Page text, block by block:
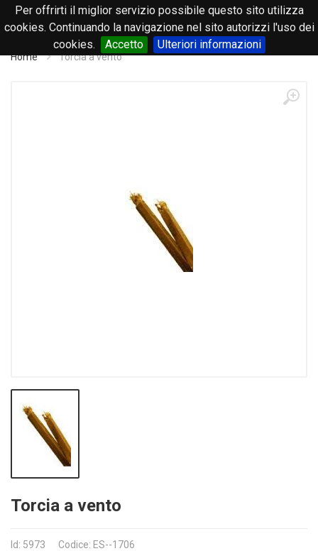
Per offrirti il miglior servizio possibile questo sito utilizza
cookies. Continuando la navigazione nel sito autorizzi l'uso dei
cookies.
Accetto Ulteriori informazioni
0
Home Torcia a vento
Torcia a vento
Id: 5973
Codice: ES--1706